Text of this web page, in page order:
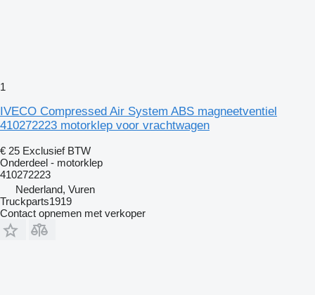
1
IVECO Compressed Air System ABS magneetventiel
410272223 motorklep voor vrachtwagen
€ 25 Exclusief BTW
Onderdeel - motorklep
410272223
Nederland, Vuren
Truckparts1919
Contact opnemen met verkoper